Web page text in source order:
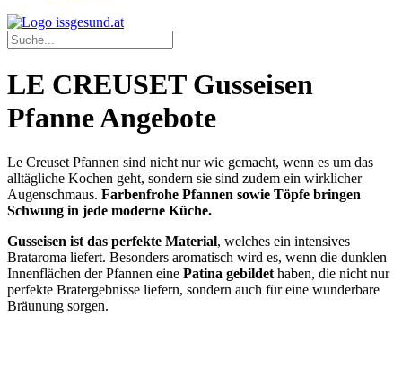
LE CREUSET Gusseisen
Pfanne Angebote
Le Creuset Pfannen sind nicht nur wie gemacht, wenn es um das
alltägliche Kochen geht, sondern sie sind zudem ein wirklicher
Augenschmaus. Farbenfrohe Pfannen sowie Töpfe bringen
Schwung in jede moderne Küche.
Gusseisen ist das perfekte Material, welches ein intensives
Brataroma liefert. Besonders aromatisch wird es, wenn die dunklen
Innenflächen der Pfannen eine Patina gebildet haben, die nicht nur
perfekte Bratergebnisse liefern, sondern auch für eine wunderbare
Bräunung sorgen.